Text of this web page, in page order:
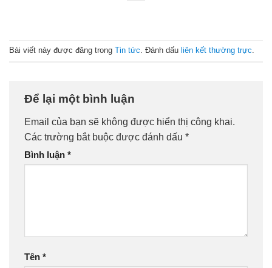
Bài viết này được đăng trong Tin tức. Đánh dấu liên kết thường trực.
Để lại một bình luận
Email của bạn sẽ không được hiển thị công khai.
Các trường bắt buộc được đánh dấu *
Bình luận *
Tên *